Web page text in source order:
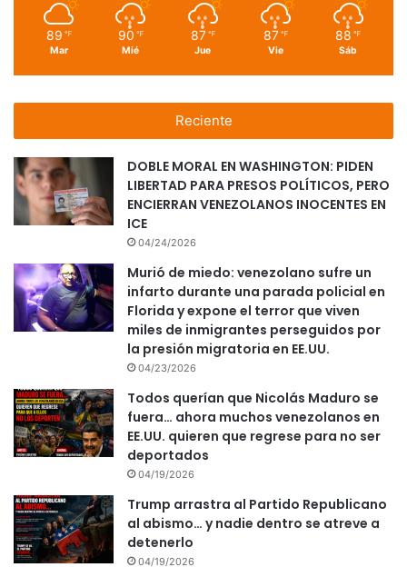
89 ℉
Mar
90 ℉
Mié
87 ℉
Jue
87 ℉
Vie
88 ℉
Sáb
Reciente
DOBLE MORAL EN WASHINGTON: PIDEN
LIBERTAD PARA PRESOS POLÍTICOS, PERO
ENCIERRAN VENEZOLANOS INOCENTES EN
ICE
04/24/2026
Murió de miedo: venezolano sufre un
infarto durante una parada policial en
Florida y expone el terror que viven
miles de inmigrantes perseguidos por
la presión migratoria en EE.UU.
04/23/2026
Todos querían que Nicolás Maduro se
fuera… ahora muchos venezolanos en
EE.UU. quieren que regrese para no ser
deportados
04/19/2026
Trump arrastra al Partido Republicano
al abismo… y nadie dentro se atreve a
detenerlo
04/19/2026